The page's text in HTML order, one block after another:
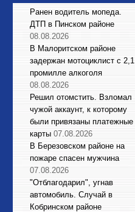
Ранен водитель мопеда.
ДТП в Пинском районе
08.08.2026
В Малоритском районе
задержан мотоциклист с 2,1
промилле алкоголя
08.08.2026
Решил отомстить. Взломал
чужой аккаунт, к которому
были привязаны платежные
карты 07.08.2026
В Березовском районе на
пожаре спасен мужчина
07.08.2026
"Отблагодарил", угнав
автомобиль. Случай в
Кобринском районе